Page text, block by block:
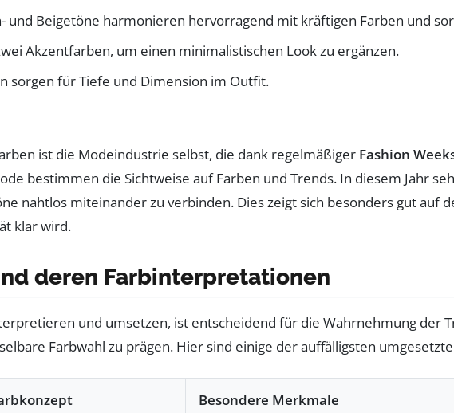
und Beigetöne harmonieren hervorragend mit kräftigen Farben und
Akzentfarben, um einen minimalistischen Look zu ergänzen.
sorgen für Tiefe und Dimension im Outfit.
ist die Modeindustrie selbst, die dank regelmäßiger Fashion
bestimmen die Sichtweise auf Farben und Trends. In diesem Jahr
nahtlos miteinander zu verbinden. Dies zeigt sich besonders gut auf
klar wird.
deren Farbinterpretationen
und umsetzen, ist entscheidend für die Wahrnehmung der
Farbwahl zu prägen. Hier sind einige der auffälligsten
Besondere Merkmale